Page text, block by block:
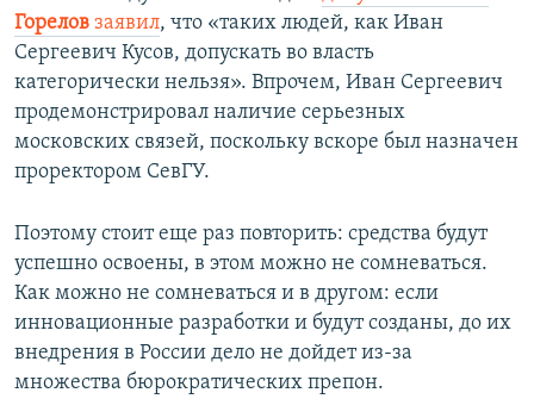
Горелов заявил, что «таких людей, как Иван
Сергеевич Кусов, допускать во власть
категорически нельзя». Впрочем, Иван Сергеевич
продемонстрировал наличие серьезных
московских связей, поскольку вскоре был назначен
проректором СевГУ.
Поэтому стоит еще раз повторить: средства будут
успешно освоены, в этом можно не сомневаться.
Как можно не сомневаться и в другом: если
инновационные разработки и будут созданы, до их
внедрения в России дело не дойдет из-за
множества бюрократических препон.